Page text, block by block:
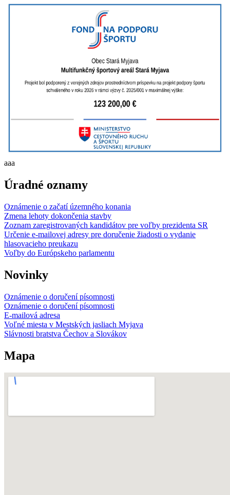
aaa
Úradné oznamy
Oznámenie o začatí územného konania
Zmena lehoty dokončenia stavby
Zoznam zaregistrovaných kandidátov pre voľby prezidenta SR
Určenie e-mailovej adresy pre doručenie žiadosti o vydanie
hlasovacieho preukazu
Voľby do Európskeho parlamentu
Novinky
Oznámenie o doručení písomnosti
Oznámenie o doručení písomnosti
E-mailová adresa
Voľné miesta v Mestských jasliach Myjava
Slávnosti bratstva Čechov a Slovákov
Mapa